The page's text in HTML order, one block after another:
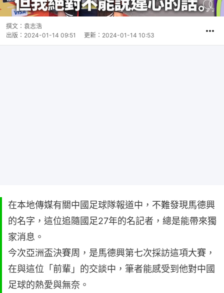
撰文： 袁志浩
出版： 2024-01-14 09:51 更新： 2024-01-14 10:53
在本地傳媒有關中國足球隊報道中，不難發現馬德興
的名字，這位追隨國足27年的名記者，總是能帶來獨
家消息。
今次亞洲盃決賽周，是馬德興第七次採訪這項大賽，
在與這位「前輩」的交談中，筆者能感受到他對中國
足球的熱愛與無奈。